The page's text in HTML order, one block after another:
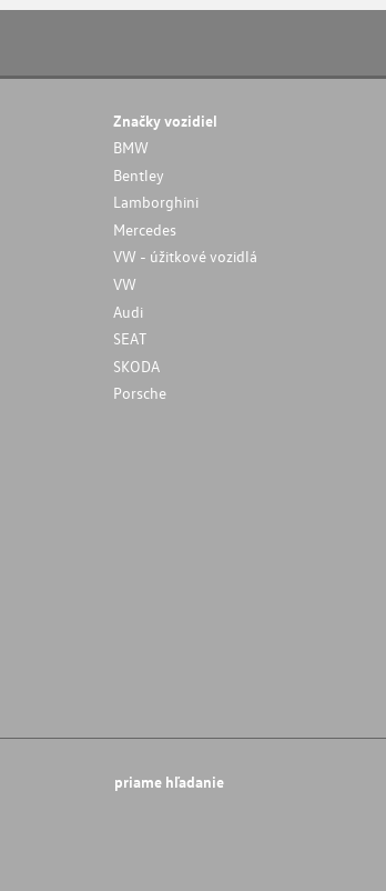
Značky vozidiel
BMW
Bentley
Lamborghini
Mercedes
VW - úžitkové vozidlá
VW
Audi
SEAT
SKODA
Porsche
priame hľadanie